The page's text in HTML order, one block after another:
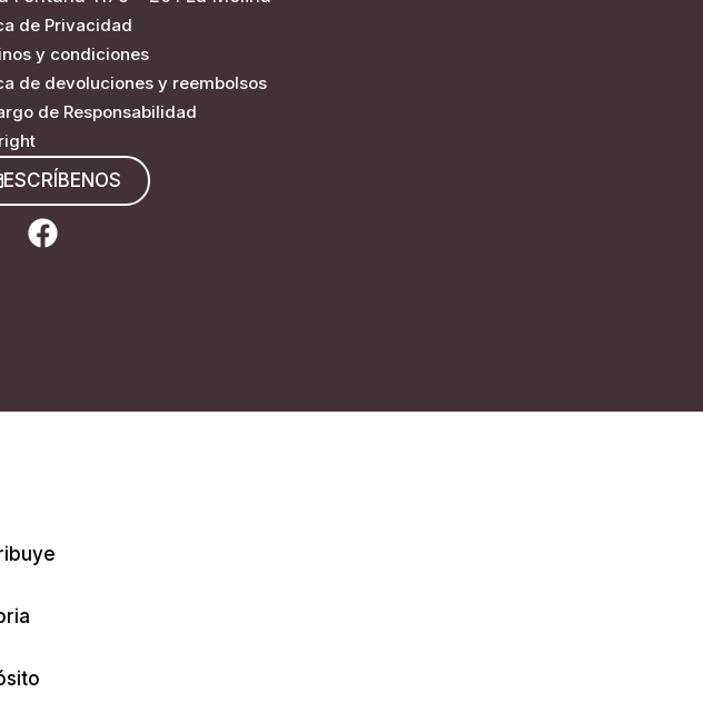
de Privacidad
y condiciones
de devoluciones y reembolsos
de Responsabilidad
ESCRÍBENOS